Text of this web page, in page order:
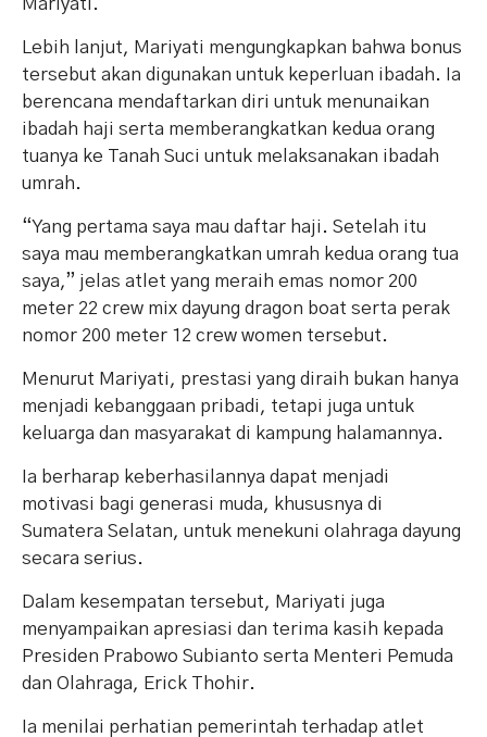
Lebih lanjut, Mariyati mengungkapkan bahwa bonus
tersebut akan digunakan untuk keperluan ibadah. Ia
berencana mendaftarkan diri untuk menunaikan
ibadah haji serta memberangkatkan kedua orang
tuanya ke Tanah Suci untuk melaksanakan ibadah
umrah.
“Yang pertama saya mau daftar haji. Setelah itu
saya mau memberangkatkan umrah kedua orang tua
saya,” jelas atlet yang meraih emas nomor 200
meter 22 crew mix dayung dragon boat serta perak
nomor 200 meter 12 crew women tersebut.
Menurut Mariyati, prestasi yang diraih bukan hanya
menjadi kebanggaan pribadi, tetapi juga untuk
keluarga dan masyarakat di kampung halamannya.
Ia berharap keberhasilannya dapat menjadi
motivasi bagi generasi muda, khususnya di
Sumatera Selatan, untuk menekuni olahraga dayung
secara serius.
Dalam kesempatan tersebut, Mariyati juga
menyampaikan apresiasi dan terima kasih kepada
Presiden Prabowo Subianto serta Menteri Pemuda
dan Olahraga, Erick Thohir.
Ia menilai perhatian pemerintah terhadap atlet